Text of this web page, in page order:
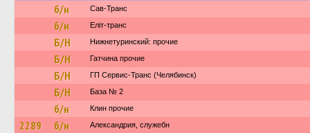
б/н Сав-Транс
б/н Еліт-транс
Б/Н Нижнетуринский: прочие
Б/Н Гатчина прочие
Б/Н ГП Сервис-Транс (Челябинск)
Б/Н База № 2
б/н Клин прочие
2289 б/н Александрия, служебн